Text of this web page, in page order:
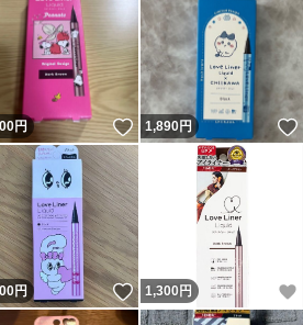
ね！
円 いいね！
1,890円
！
円 いいね！
1,300 円